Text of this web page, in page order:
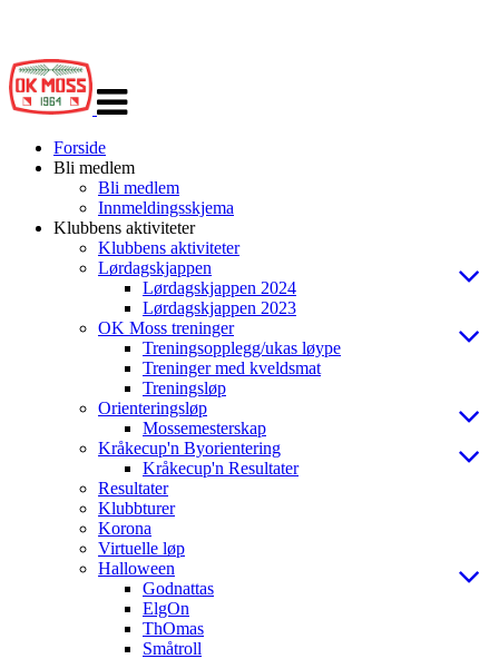
navigasjon
Forside
Bli medlem
Bli medlem
Innmeldingsskjema
Klubbens aktiviteter
Klubbens aktiviteter
Lørdagskjappen
Lørdagskjappen 2024
Lørdagskjappen 2023
OK Moss treninger
Treningsopplegg/ukas løype
Treninger med kveldsmat
Treningsløp
Orienteringsløp
Mossemesterskap
Kråkecup'n Byorientering
Kråkecup'n Resultater
Resultater
Klubbturer
Korona
Virtuelle løp
Halloween
Godnattas
ElgOn
ThOmas
Småtroll